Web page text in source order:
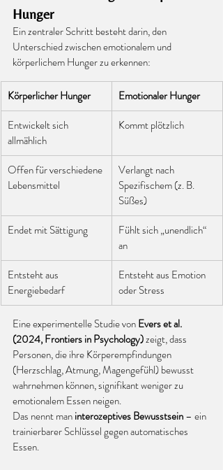
Hunger
Ein zentraler Schritt besteht darin, den
Unterschied zwischen emotionalem und
körperlichem Hunger zu erkennen:
Körperlicher Hunger
Emotionaler Hunger
Entwickelt sich
allmählich
Kommt plötzlich
Offen für verschiedene
Lebensmittel
Verlangt nach
Spezifischem (z. B.
Süßes)
Endet mit Sättigung
Fühlt sich „unendlich“
an
Entsteht aus
Energiebedarf
Entsteht aus Emotion
oder Stress
Eine experimentelle Studie von Evers et al.
(2024, Frontiers in Psychology) zeigt, dass
Personen, die ihre Körperempfindungen
(Herzschlag, Atmung, Magengefühl) bewusst
wahrnehmen können, signifikant weniger zu
emotionalem Essen neigen.
Das nennt man interozeptives Bewusstsein – ein
trainierbarer Schlüssel gegen automatisches
Essen.